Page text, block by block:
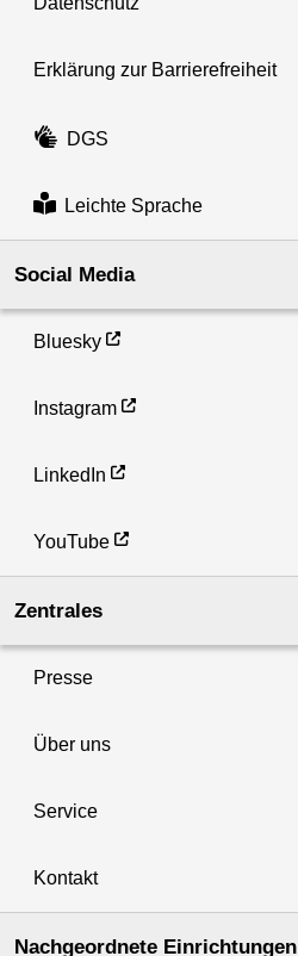
Erklärung zur Barrierefreiheit
DGS
Leichte Sprache
Social Media
Bluesky
Instagram
LinkedIn
YouTube
Zentrales
Presse
Über uns
Service
Kontakt
Nachgeordnete Einrichtungen